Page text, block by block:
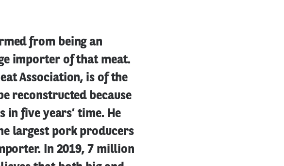
from being an
importer of that meat.
Association, is of the
reconstructed because
five years’ time. He
largest pork producers
In 2019, 7 million